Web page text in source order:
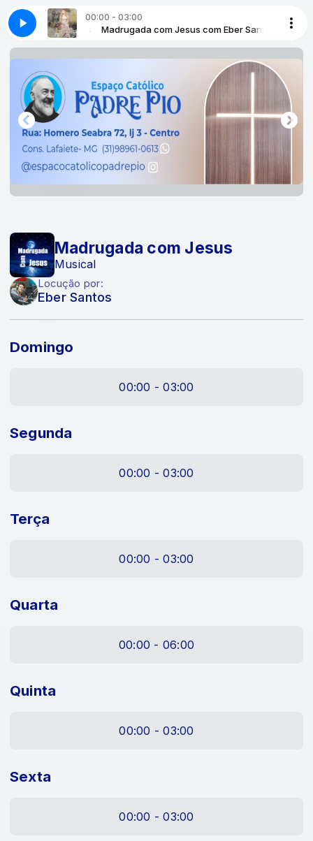
00:00 - 03:00
com Eber Santos Madrugada com Jesus com Eber Santos
VOCACAO - CELINA BORGES
Padre Reginaldo ManzottiHora da Misericórdia Terço da santa
Madrugada com Jesus
Musical
Locução por:
Eber Santos
Domingo
00:00 - 03:00
Segunda
00:00 - 03:00
Terça
00:00 - 03:00
Quarta
00:00 - 06:00
Quinta
00:00 - 03:00
Sexta
00:00 - 03:00